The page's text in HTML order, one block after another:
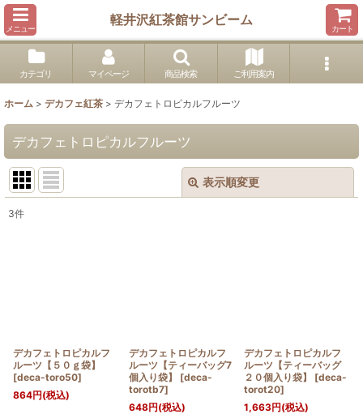
メニュー
軽井沢紅茶館サンビーム
カート
カテゴリ マイページ 商品検索 ご利用案内
ホーム > デカフェ紅茶 > デカフェトロピカルフルーツ
デカフェトロピカルフルーツ
表示順変更
3件
デカフェトロピカルフ
ルーツ【５０ｇ袋】
[deca-toro50]
864円(税込)
デカフェトロピカルフ
ルーツ【ティーバッグ7
個入り袋】
[deca-
torotb7]
648円(税込)
デカフェトロピカルフ
ルーツ【ティーバッグ
２０個入り袋】
[deca-
torot20]
1,663円(税込)